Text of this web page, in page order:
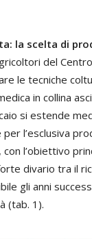
la scelta di
del
le tecniche
in collina
si estende
l’esclusiva
l’obiettivo
divario tra il
gli anni
(tab. 1).